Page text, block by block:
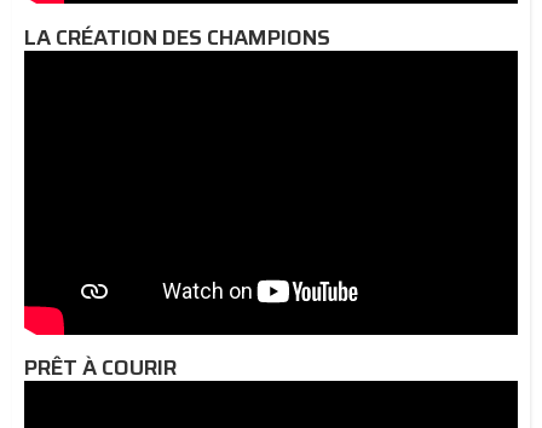
LA CRÉATION DES CHAMPIONS
PRÊT À COURIR